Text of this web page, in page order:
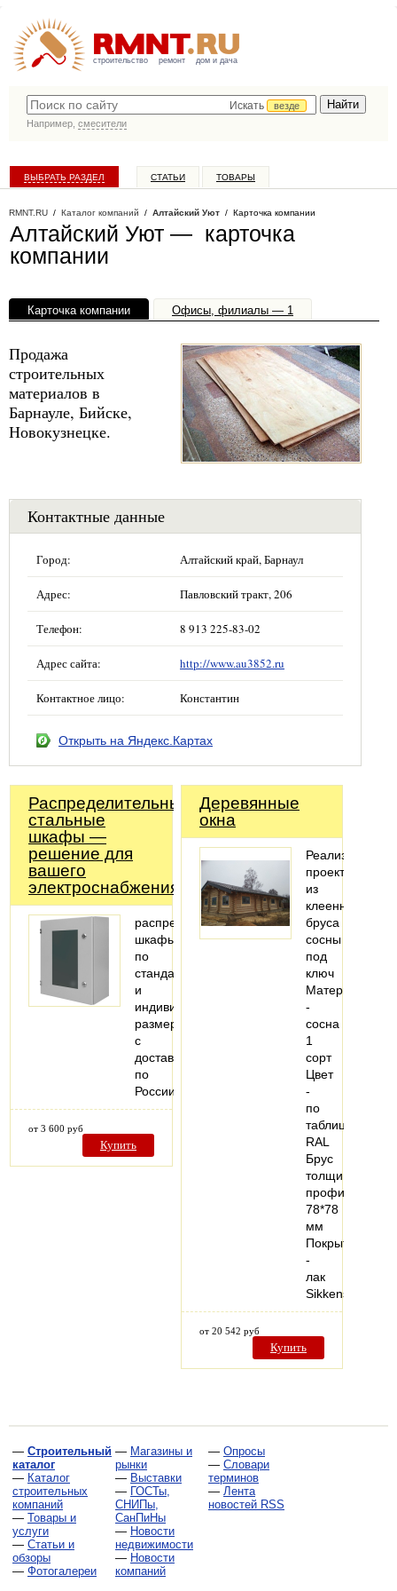
строительство ремонт дом и дача
Искать
везде
Например, смесители
ВЫБРАТЬ РАЗДЕЛ СТАТЬИ ТОВАРЫ
RMNT.RU / Каталог компаний / Алтайский Уют / Карточка компании
Алтайский Уют — карточка
компании
Карточка компании Офисы, филиалы — 1
Продажа
строительных
материалов в
Барнауле, Бийске,
Новокузнецке.
Контактные данные
Город: Алтайский край, Барнаул
Адрес: Павловский тракт, 206
Телефон: 8 913 225-83-02
Адрес сайта: http://www.au3852.ru
Контактное лицо: Константин
Открыть на Яндекс.Картах
Распределительные
стальные
шкафы —
решение для
вашего
электроснабжения!
распределительные
шкафы
по
стандартным
и
индивидуальным
размерам
с
доставкой
по
России
от 3 600 руб
Купить
Деревянные
окна
Реализация
проекта
из
клеенного
бруса
сосны
под
ключ
Материал
-
сосна
1
сорт
Цвет
-
по
таблице
RAL
Брус
толщиной
профиля
78*78
мм
Покрытие
-
лак
Sikkens…
от 20 542 руб
Купить
— Строительный
каталог
— Каталог
строительных
компаний
— Товары и
услуги
— Статьи и
обзоры
— Фотогалереи
— Магазины и
рынки
— Выставки
— ГОСТы,
СНИПы,
СанПиНы
— Новости
недвижимости
— Новости
компаний
— Опросы
— Словари
терминов
— Лента
новостей RSS